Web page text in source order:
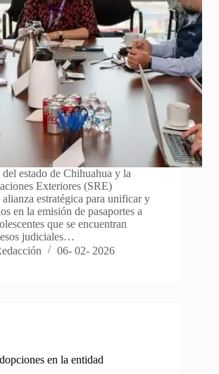
estado de Chihuahua y la
Exteriores (SRE)
estratégica para unificar y
en la emisión de pasaportes a
que se encuentran
judiciales…
06- 02- 2026
en la entidad